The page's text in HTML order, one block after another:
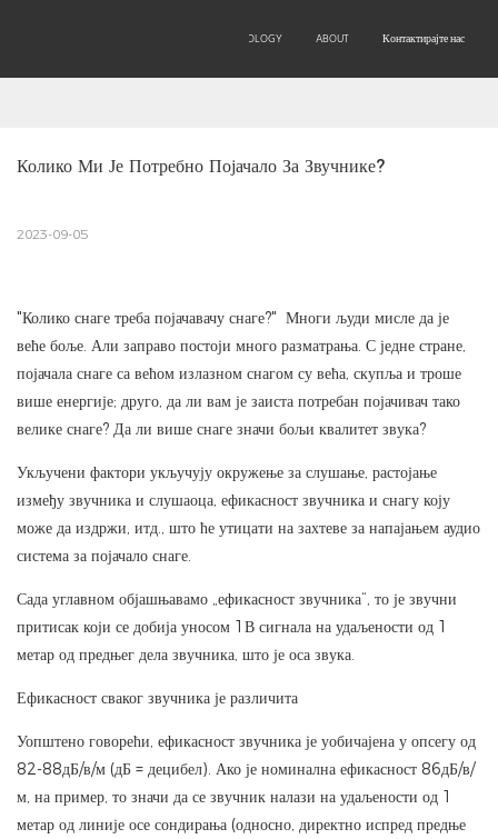
TECHNOLOGY ABOUT Контактирајте нас
Колико Ми Је Потребно Појачало За Звучнике?
2023-09-05
"Колико снаге треба појачавачу снаге?" Многи људи мисле да је
веће боље. Али заправо постоји много разматрања. С једне стране,
појачала снаге са већом излазном снагом су већа, скупља и троше
више енергије; друго, да ли вам је заиста потребан појачивач тако
велике снаге? Да ли више снаге значи бољи квалитет звука?
Укључени фактори укључују окружење за слушање, растојање
између звучника и слушаоца, ефикасност звучника и снагу коју
може да издржи, итд., што ће утицати на захтеве за напајањем аудио
система за појачало снаге.
Сада углавном објашњавамо „ефикасност звучника“, то је звучни
притисак који се добија уносом 1В сигнала на удаљености од 1
метар од предњег дела звучника, што је оса звука.
Ефикасност сваког звучника је различита
Уопштено говорећи, ефикасност звучника је уобичајена у опсегу од
82-88дБ/в/м (дБ = децибел). Ако је номинална ефикасност 86дБ/в/
м, на пример, то значи да се звучник налази на удаљености од 1
метар од линије осе сондирања (односно, директно испред предње